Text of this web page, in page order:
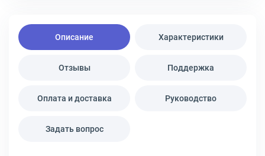
Описание Характеристики
Отзывы Поддержка
Оплата и доставка Руководство
Задать вопрос